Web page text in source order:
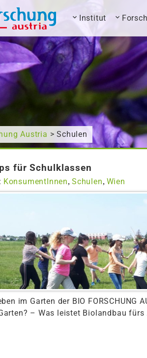
Sie? Institut
Austria > Schulen
für Schulklassen
KonsumentInnen,Schulen, Wien
im Garten der BIO FORSCHUNG
– Was leistet Biolandbau fürs